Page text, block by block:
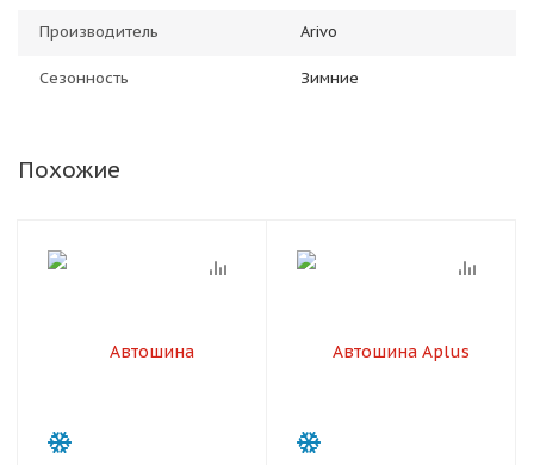
Производитель Arivo
Сезонность Зимние
Похожие